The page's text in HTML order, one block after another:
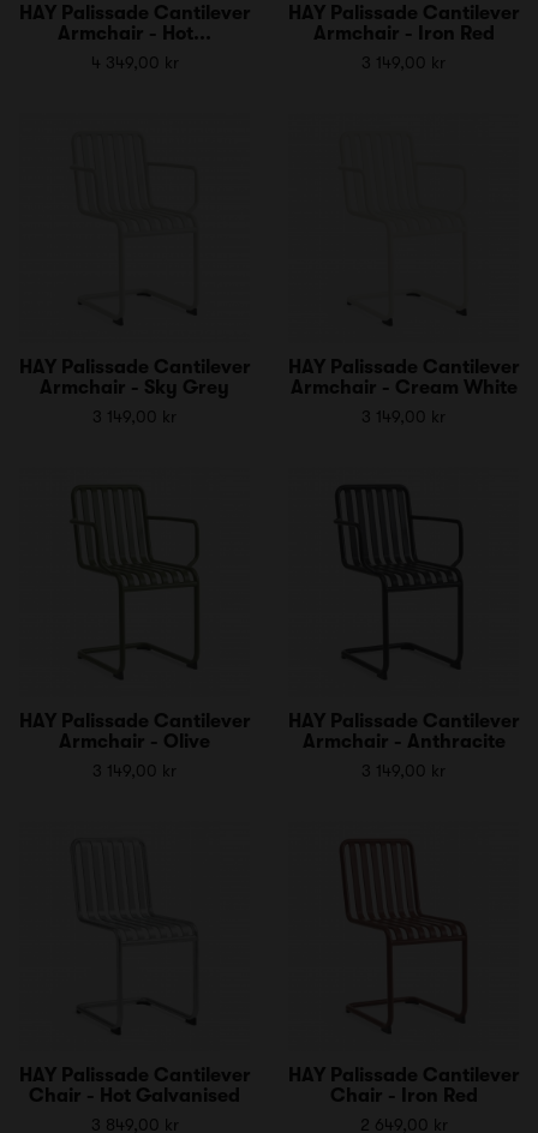
HAY Palissade Cantilever
Armchair - Hot...
4 349,00 kr
HAY Palissade Cantilever
Armchair - Iron Red
3 149,00 kr
HAY Palissade Cantilever
Armchair - Sky Grey
3 149,00 kr
HAY Palissade Cantilever
Armchair - Cream White
3 149,00 kr
HAY Palissade Cantilever
Armchair - Olive
3 149,00 kr
HAY Palissade Cantilever
Armchair - Anthracite
3 149,00 kr
HAY Palissade Cantilever
Chair - Hot Galvanised
3 849,00 kr
HAY Palissade Cantilever
Chair - Iron Red
2 649,00 kr